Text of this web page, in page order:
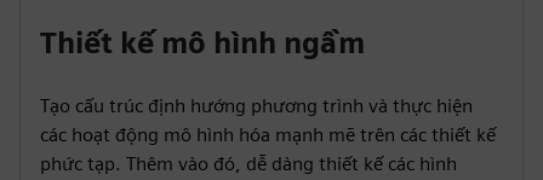
Thiết kế mô hình ngầm
Tạo cấu trúc định hướng phương trình và thực hiện
các hoạt động mô hình hóa mạnh mẽ trên các thiết kế
phức tạp. Thêm vào đó, dễ dàng thiết kế các hình